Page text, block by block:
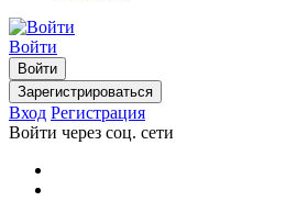
Войти
Войти
Зарегистрироваться
Вход Регистрация
Войти через соц. сети